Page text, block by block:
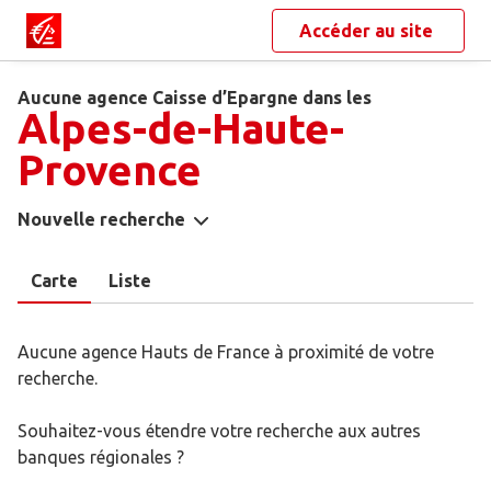
Accéder au site
Aucune agence Caisse d’Epargne dans les
Alpes-de-Haute-
Provence
Nouvelle recherche
Carte Liste
Aucune agence Hauts de France à proximité de votre
recherche.
Souhaitez-vous étendre votre recherche aux autres
banques régionales ?